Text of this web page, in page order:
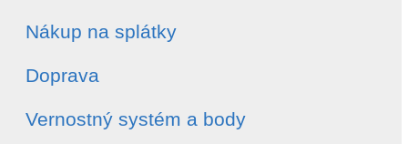
Nákup na splátky
Doprava
Vernostný systém a body